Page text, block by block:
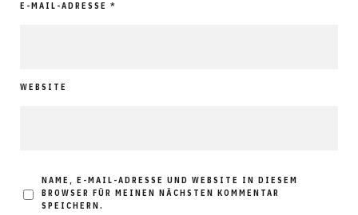
E-MAIL-ADRESSE *
WEBSITE
NAME, E-MAIL-ADRESSE UND WEBSITE IN DIESEM
BROWSER FÜR MEINEN NÄCHSTEN KOMMENTAR
SPEICHERN.